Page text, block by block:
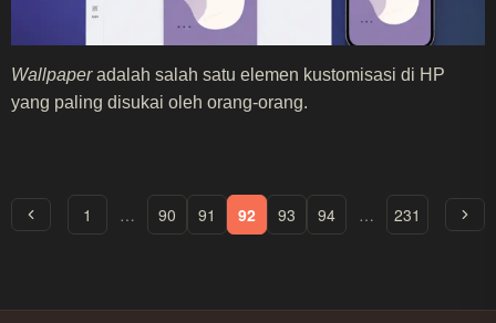
Wallpaperadalah salah satu elemen kustomisasi di HP
yang paling disukai oleh orang-orang.
1 … 90 91 92 93 94 … 231